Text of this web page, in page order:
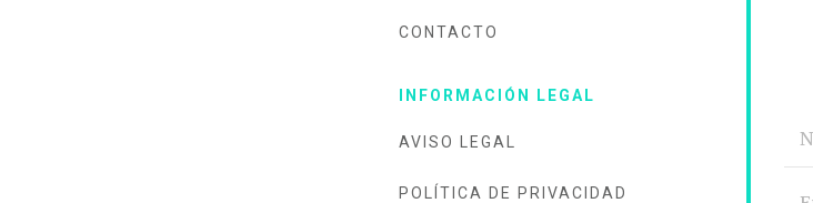
CONTACTO
INFORMACIÓN LEGAL
AVISO LEGAL
POLÍTICA DE PRIVACIDAD